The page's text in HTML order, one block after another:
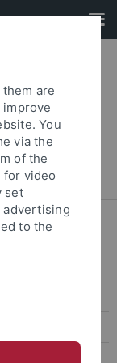
are
You
via the
of the
for video
set
advertising
to the